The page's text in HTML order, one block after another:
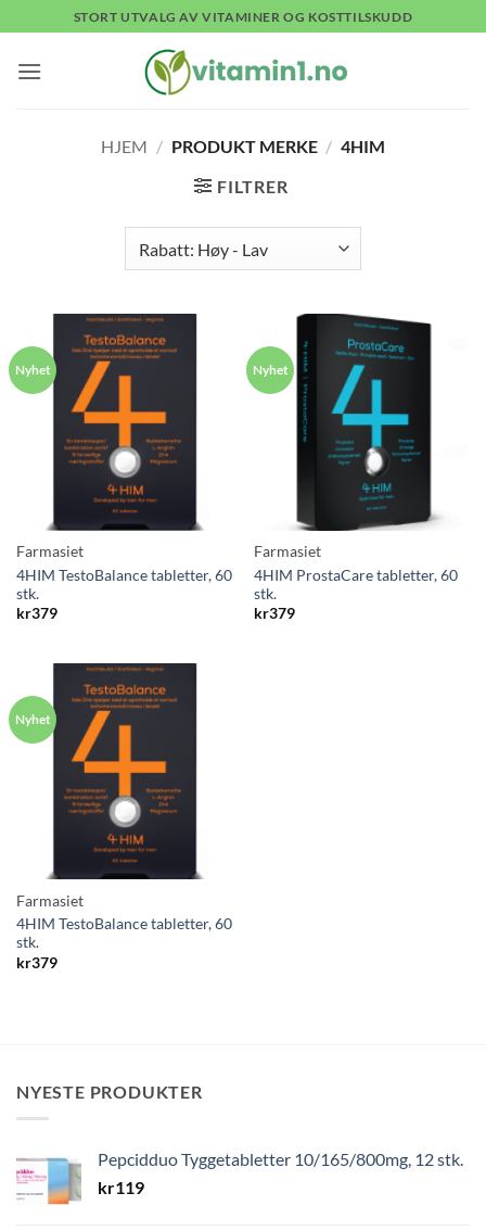
to
content
STORT UTVALG AV VITAMINER OG KOSTTILSKUDD
HJEM / PRODUKT MERKE / 4HIM
FILTRER
Farmasiet
4HIM TestoBalance tabletter, 60
stk.
kr379
Farmasiet
4HIM ProstaCare tabletter, 60
stk.
kr379
Farmasiet
4HIM TestoBalance tabletter, 60
stk.
kr379
NYESTE PRODUKTER
Pepcidduo Tyggetabletter 10/165/800mg, 12 stk.
kr119